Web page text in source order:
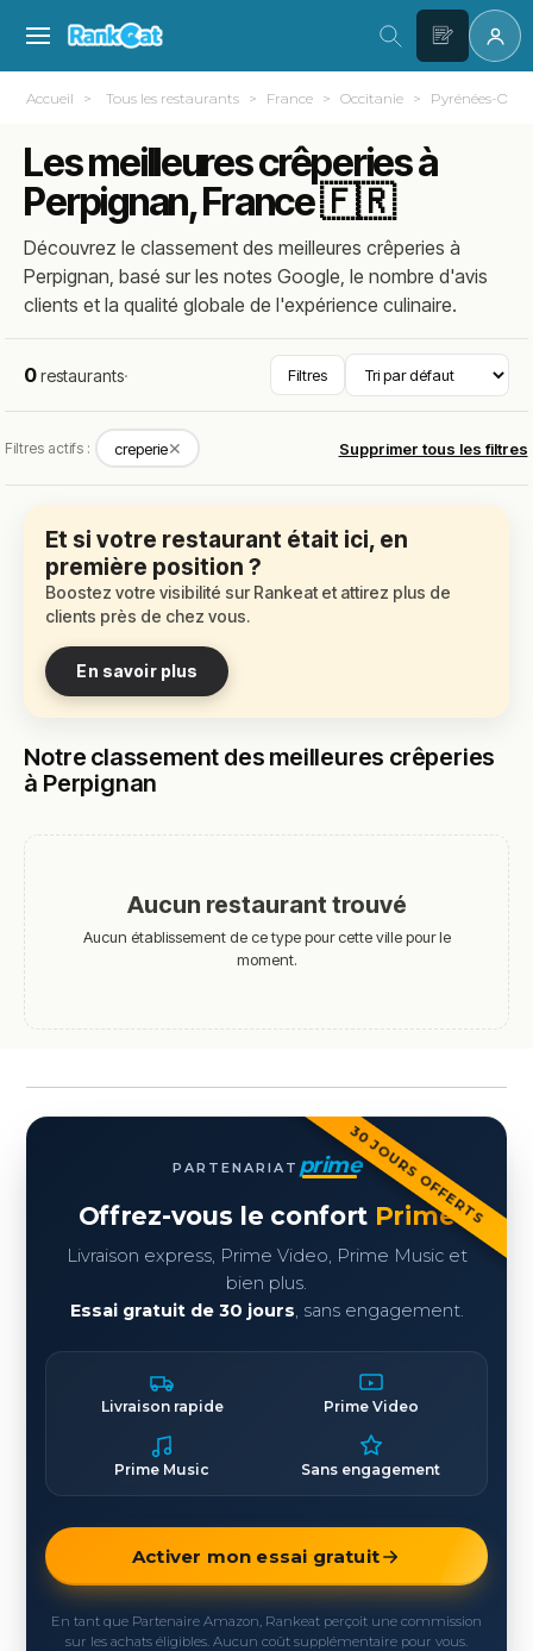
Accueil Tous les restaurants France Occitanie Pyrénées-
Les meilleures crêperies à
Perpignan, France 🇫🇷
Découvrez le classement des meilleures crêperies à
Perpignan, basé sur les notes Google, le nombre d'avis
clients et la qualité globale de l'expérience culinaire.
0restaurants· Filtres
Filtres actifs : creperie✕ Supprimer tous les filtres
Et si votre restaurant était ici, en
première position ?
Boostez votre visibilité sur Rankeat et attirez plus de
clients près de chez vous.
En savoir plus
Notre classement des meilleures crêperies
à Perpignan
Aucun restaurant trouvé
Aucun établissement de ce type pour cette ville pour le
moment.
30 JOURS OFFERTS
PARTENARIAT prime
Offrez-vous le confort Prime
Livraison express, Prime Video, Prime Music et
bien plus.
Essai gratuit de 30 jours, sans engagement.
Livraison rapide Prime Video
Prime Music Sans engagement
Activer mon essai gratuit
En tant que Partenaire Amazon, Rankeat perçoit une commission
sur les achats éligibles. Aucun coût supplémentaire pour vous.